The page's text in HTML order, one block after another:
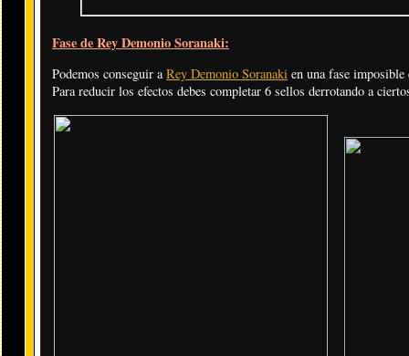
Fase de Rey Demonio Soranaki:
Podemos conseguir aRey Demonio Soranaki en una fase
Para reducir los efectos debes completar 6 sellos derrotando a